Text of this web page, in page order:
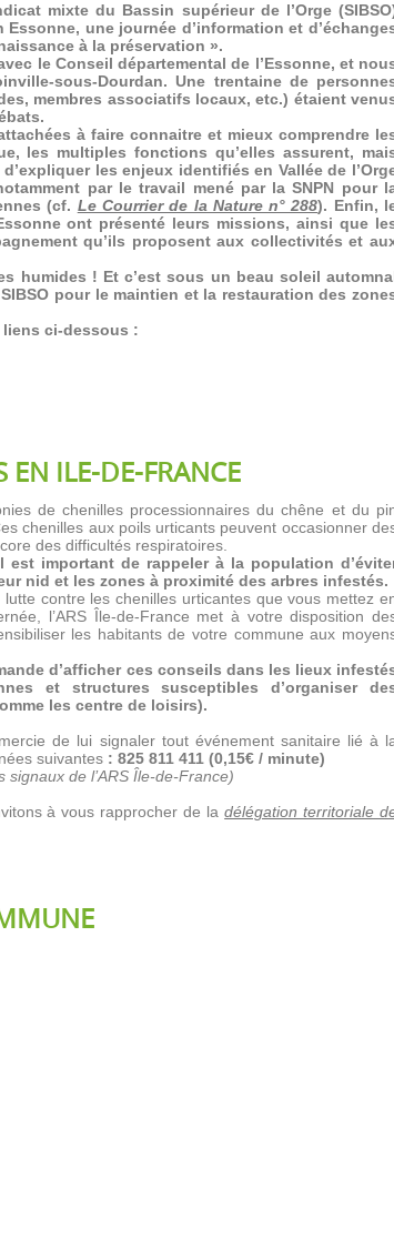
mixte du Bassin supérieur de l’Orge
une journée d’information et
à la préservation ».
le Conseil départemental de l’Essonne, et
sous-Dourdan. Une trentaine de
membres associatifs locaux, etc.) étaient
à faire connaitre et mieux comprendre
les multiples fonctions qu’elles assurent,
les enjeux identifiés en Vallée de
par le travail mené par la SNPN pour
(cf. Le Courrier de la Nature n° 288). Enfin,
ont présenté leurs missions, ainsi que
qu’ils proposent aux collectivités et
humides ! Et c’est sous un beau soleil
pour le maintien et la restauration des
ci-dessous :
EN ILE-DE-FRANCE
de chenilles processionnaires du chêne et du
chenilles aux poils urticants peuvent occasionner
des difficultés respiratoires.
est important de rappeler à la population
nid et les zones à proximité des arbres infestés.
contre les chenilles urticantes que vous mettez
l’ARS Île-de-France met à votre disposition
les habitants de votre commune aux
d’afficher ces conseils dans les lieux
et structures susceptibles d’organiser
les centre de loisirs).
de lui signaler tout événement sanitaire lié à
suivantes : 825 811 411 (0,15€ / minute)
de l’ARS Île-de-France)
à vous rapprocher de la délégation territoriale